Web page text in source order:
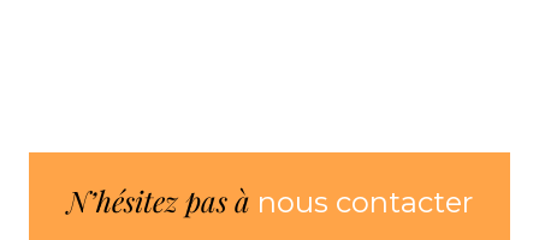
N’hésitez pas à nous contacter